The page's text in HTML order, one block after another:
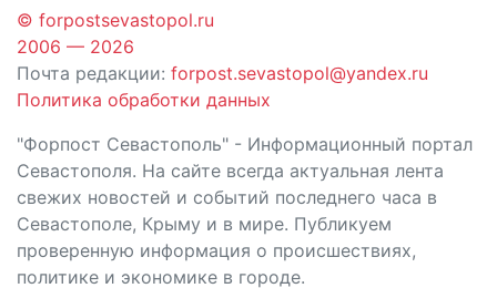
© forpostsevastopol.ru
2006 — 2026
Почта редакции: forpost.sevastopol@yandex.ru
Политика обработки данных
"Форпост Севастополь" - Информационный портал
Севастополя. На сайте всегда актуальная лента
свежих новостей и событий последнего часа в
Севастополе, Крыму и в мире. Публикуем
проверенную информация о происшествиях,
политике и экономике в городе.